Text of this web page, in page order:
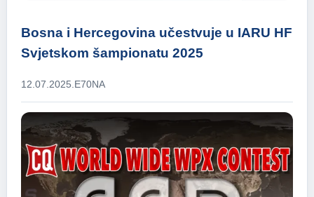
Bosna i Hercegovina učestvuje u IARU HF
Svjetskom šampionatu 2025
12.07.2025. E70NA